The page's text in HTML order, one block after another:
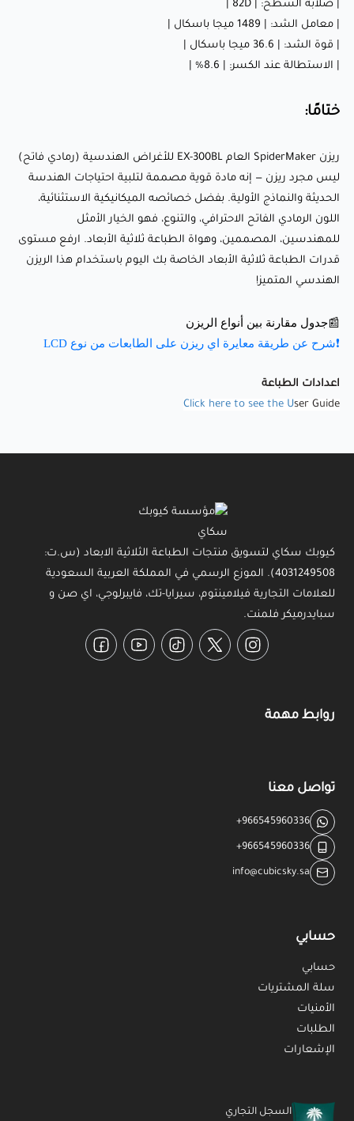
فاتح) ليس مجرد ريزن — إنه مادة قوية مصممة لتلبية احتياجات
الاستثنائية، اللون الرمادي الفاتح الاحترافي، والتنوع، فهو الخيار
مستوى قدرات الطباعة ثلاثية الأبعاد الخاصة بك اليوم باستخدام
هذا الريزن الهندسي المتميز!
📰جدول مقارنة بين أنواع الريزن
❗شرح عن طريقة معايرة اي ريزن على الطابعات من نوع LCD
اعدادات الطباعة
Click here to see the User Guide
| صلابة السطح: | 82D |
| معامل الشد: | 1489 ميجا باسكال |
| قوة الشد: | 36.6 ميجا باسكال |
| الاستطالة عند الكسر: | 8.6% |
ختامًا:
ريزن SpiderMaker العام EX-300BL للأغراض الهندسية (رمادي فاتح)
ليس مجرد ريزن — إنه مادة قوية مصممة لتلبية احتياجات الهندسة
الحديثة والنماذج الأولية. بفضل خصائصه الميكانيكية الاستثنائية،
اللون الرمادي الفاتح الاحترافي، والتنوع، فهو الخيار الأمثل
للمهندسين، المصممين، وهواة الطباعة ثلاثية الأبعاد. ارفع مستوى
قدرات الطباعة ثلاثية الأبعاد الخاصة بك اليوم باستخدام هذا الريزن
الهندسي المتميز!
📰جدول مقارنة بين أنواع الريزن
❗شرح عن طريقة معايرة اي ريزن على الطابعات من نوع LCD
اعدادات الطباعة
Click here to see the User Guide
كيوبك سكاي لتسويق منتجات الطباعة الثلاثية الابعاد (س.ت:
4031249508). الموزع الرسمي في المملكة العربية السعودية
للعلامات التجارية فيلامينتوم، سيرايا-تك، فايبرلوجي، اي صن و
سبايدرميكر فلمنت.
Instagram
Twitter
TikTok
YouTube
Facebook
روابط مهمة
تواصل معنا
+966545960336
+966545960336
info@cubicsky.sa
حسابي
حسابي
سلة المشتريات
الأمنيات
الطلبات
الإشعارات
السجل التجاري